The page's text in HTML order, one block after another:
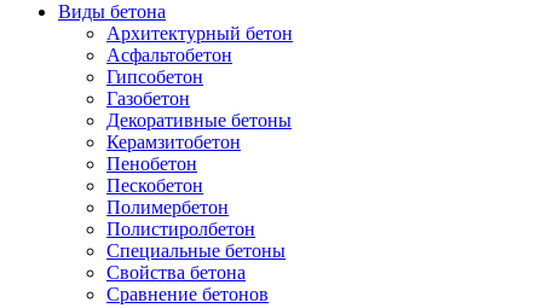
Виды бетона
Архитектурный бетон
Асфальтобетон
Гипсобетон
Газобетон
Декоративные бетоны
Керамзитобетон
Пенобетон
Пескобетон
Полимербетон
Полистиролбетон
Специальные бетоны
Свойства бетона
Сравнение бетонов